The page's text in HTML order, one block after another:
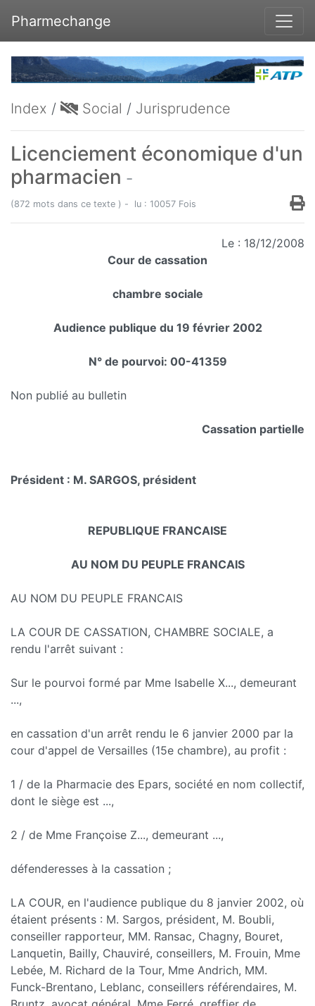
Pharmechange
Index / Social / Jurisprudence
Licenciement économique d'un
pharmacien -
(872 mots dans ce texte ) - lu : 10057 Fois
Le : 18/12/2008
Cour de cassation
chambre sociale
Audience publique du 19 février 2002
N° de pourvoi: 00-41359
Non publié au bulletin
Cassation partielle
Président : M. SARGOS, président
REPUBLIQUE FRANCAISE
AU NOM DU PEUPLE FRANCAIS
AU NOM DU PEUPLE FRANCAIS
LA COUR DE CASSATION, CHAMBRE SOCIALE, a
rendu l'arrêt suivant :
Sur le pourvoi formé par Mme Isabelle X..., demeurant
...,
en cassation d'un arrêt rendu le 6 janvier 2000 par la
cour d'appel de Versailles (15e chambre), au profit :
1 / de la Pharmacie des Epars, société en nom collectif,
dont le siège est ...,
2 / de Mme Françoise Z..., demeurant ...,
défenderesses à la cassation ;
LA COUR, en l'audience publique du 8 janvier 2002, où
étaient présents : M. Sargos, président, M. Boubli,
conseiller rapporteur, MM. Ransac, Chagny, Bouret,
Lanquetin, Bailly, Chauviré, conseillers, M. Frouin, Mme
Lebée, M. Richard de la Tour, Mme Andrich, MM.
Funck-Brentano, Leblanc, conseillers référendaires, M.